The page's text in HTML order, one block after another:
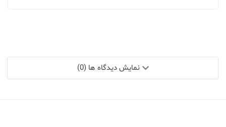
نمایش دیدگاه ها (0)